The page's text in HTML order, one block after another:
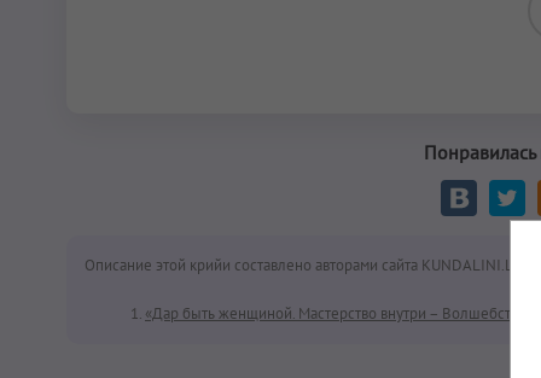
Понравилась
Описание этой крийи составлено авторами сайта
«Дар быть женщиной. Мастерство внутри – Волшебство